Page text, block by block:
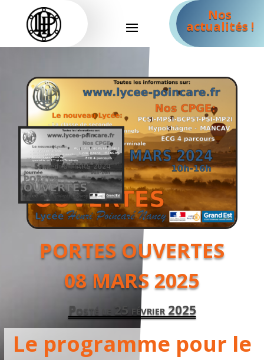
Nos
actualités !
PORTES OUVERTES
08 MARS 2025
Posté le 25 février 2025
Le programme pour le